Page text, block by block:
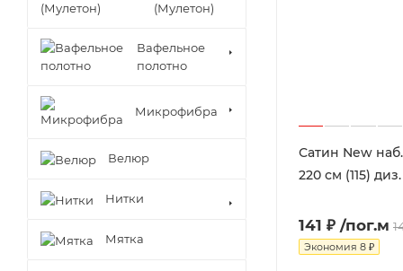
Сатин New наб.
220 см (115)
141 ₽ /пог.м
Экономия 8 ₽
(Мулетон)
Вафельное
полотно
Микрофибра
Велюр
Нитки
Мятка